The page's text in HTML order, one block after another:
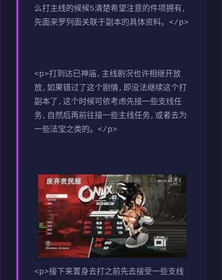
么打主线的候候5清楚希望注意的件项拥有,
先面来罗列面关联于副本的具体资料。</p>
<p>打到达已神庙,主线剧况也许相继开放
放,如果错过了这个剧情,即没法继续这个打
副本了,这个时候可依考虑先接一些支线任
务,自然后再前往接一些主线任务,或者去为
一些法宝之类的。</p>
<p>接下来置身去打之前先去接受一些支线